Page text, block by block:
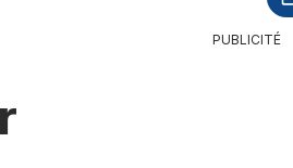
PUBLICITÉ